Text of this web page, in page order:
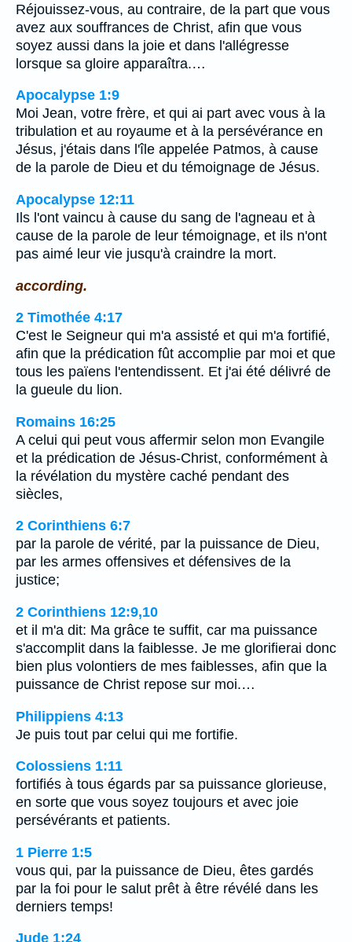
Réjouissez-vous, au contraire, de la part que vous
avez aux souffrances de Christ, afin que vous
soyez aussi dans la joie et dans l'allégresse
lorsque sa gloire apparaîtra.…
Apocalypse 1:9
Moi Jean, votre frère, et qui ai part avec vous à la
tribulation et au royaume et à la persévérance en
Jésus, j'étais dans l'île appelée Patmos, à cause
de la parole de Dieu et du témoignage de Jésus.
Apocalypse 12:11
Ils l'ont vaincu à cause du sang de l'agneau et à
cause de la parole de leur témoignage, et ils n'ont
pas aimé leur vie jusqu'à craindre la mort.
according.
2 Timothée 4:17
C'est le Seigneur qui m'a assisté et qui m'a fortifié,
afin que la prédication fût accomplie par moi et que
tous les païens l'entendissent. Et j'ai été délivré de
la gueule du lion.
Romains 16:25
A celui qui peut vous affermir selon mon Evangile
et la prédication de Jésus-Christ, conformément à
la révélation du mystère caché pendant des
siècles,
2 Corinthiens 6:7
par la parole de vérité, par la puissance de Dieu,
par les armes offensives et défensives de la
justice;
2 Corinthiens 12:9,10
et il m'a dit: Ma grâce te suffit, car ma puissance
s'accomplit dans la faiblesse. Je me glorifierai donc
bien plus volontiers de mes faiblesses, afin que la
puissance de Christ repose sur moi.…
Philippiens 4:13
Je puis tout par celui qui me fortifie.
Colossiens 1:11
fortifiés à tous égards par sa puissance glorieuse,
en sorte que vous soyez toujours et avec joie
persévérants et patients.
1 Pierre 1:5
vous qui, par la puissance de Dieu, êtes gardés
par la foi pour le salut prêt à être révélé dans les
derniers temps!
Jude 1:24